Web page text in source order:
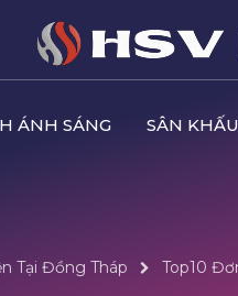
ÁNH SÁNG SÂN KHẤU
Tại Đồng Tháp Top10